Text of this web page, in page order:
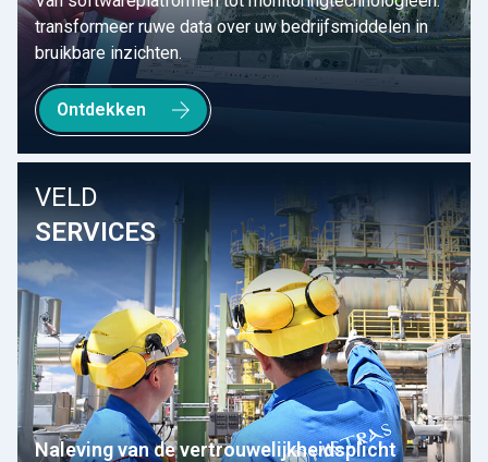
transformeer ruwe data over uw bedrijfsmiddelen in
bruikbare inzichten.
Ontdekken
VELD
SERVICES
Naleving van de vertrouwelijkheidsplicht